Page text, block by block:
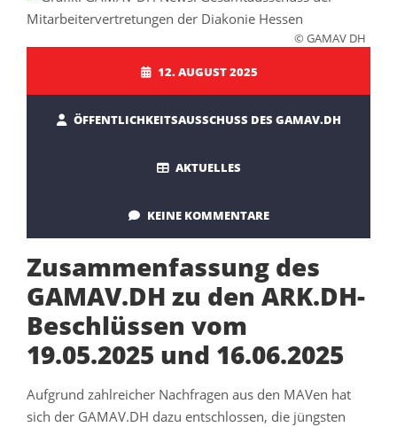
© GAMAV DH
12. AUGUST 2025
ÖFFENTLICHKEITSAUSSCHUSS DES GAMAV.DH
AKTUELLES
KEINE KOMMENTARE
Zusammenfassung des
GAMAV.DH zu den ARK.DH-
Beschlüssen vom
19.05.2025 und 16.06.2025
Aufgrund zahlreicher Nachfragen aus den MAVen hat
sich der GAMAV.DH dazu entschlossen, die jüngsten